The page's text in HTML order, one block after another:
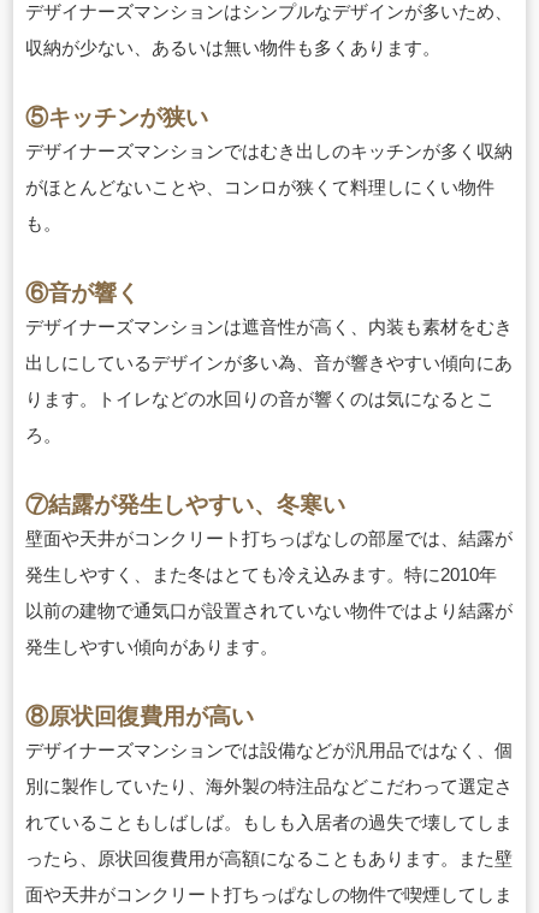
デザイナーズマンションはシンプルなデザインが多いため、
収納が少ない、あるいは無い物件も多くあります。
⑤キッチンが狭い
デザイナーズマンションではむき出しのキッチンが多く収納
がほとんどないことや、コンロが狭くて料理しにくい物件
も。
⑥音が響く
デザイナーズマンションは遮音性が高く、内装も素材をむき
出しにしているデザインが多い為、音が響きやすい傾向にあ
ります。トイレなどの水回りの音が響くのは気になるとこ
ろ。
⑦結露が発生しやすい、冬寒い
壁面や天井がコンクリート打ちっぱなしの部屋では、結露が
発生しやすく、また冬はとても冷え込みます。特に2010年
以前の建物で通気口が設置されていない物件ではより結露が
発生しやすい傾向があります。
⑧原状回復費用が高い
デザイナーズマンションでは設備などが汎用品ではなく、個
別に製作していたり、海外製の特注品などこだわって選定さ
れていることもしばしば。もしも入居者の過失で壊してしま
ったら、原状回復費用が高額になることもあります。また壁
面や天井がコンクリート打ちっぱなしの物件で喫煙してしま